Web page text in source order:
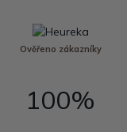
Ověřeno zákazníky
100%